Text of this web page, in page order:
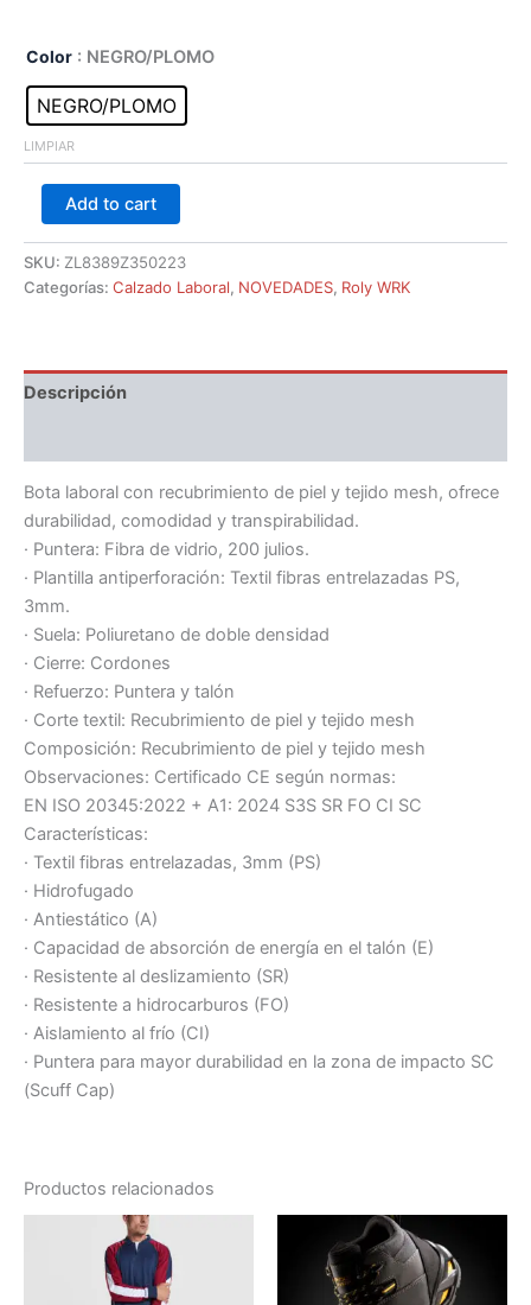
Color : NEGRO/PLOMO
NEGRO/PLOMO
LIMPIAR
Add to cart
SKU: ZL8389Z350223
Categorías: Calzado Laboral, NOVEDADES, Roly WRK
Descripción
Bota laboral con recubrimiento de piel y tejido mesh, ofrece
durabilidad, comodidad y transpirabilidad.
· Puntera: Fibra de vidrio, 200 julios.
· Plantilla antiperforación: Textil fibras entrelazadas PS,
3mm.
· Suela: Poliuretano de doble densidad
· Cierre: Cordones
· Refuerzo: Puntera y talón
· Corte textil: Recubrimiento de piel y tejido mesh
Composición: Recubrimiento de piel y tejido mesh
Observaciones: Certificado CE según normas:
EN ISO 20345:2022 + A1: 2024 S3S SR FO CI SC
Características:
· Textil fibras entrelazadas, 3mm (PS)
· Hidrofugado
· Antiestático (A)
· Capacidad de absorción de energía en el talón (E)
· Resistente al deslizamiento (SR)
· Resistente a hidrocarburos (FO)
· Aislamiento al frío (CI)
· Puntera para mayor durabilidad en la zona de impacto SC
(Scuff Cap)
Productos relacionados
Rango
de
precios:
desde
producto
tiene
producto
tiene